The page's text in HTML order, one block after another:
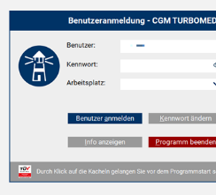
Prüfprotokoll
behoben
Anpassung
der
Verarbeitung
von
Behandlungsfällen
bei
der